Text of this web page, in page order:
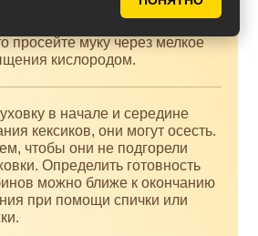
маффины получились более
поднимались, перед тем,
просейте муку через мелкое
кислородом.
в начале и середине
кексиков, они могут осесть.
чтобы они не подгорели
Определить готовность
можно ближе к окончанию
при помощи спички или